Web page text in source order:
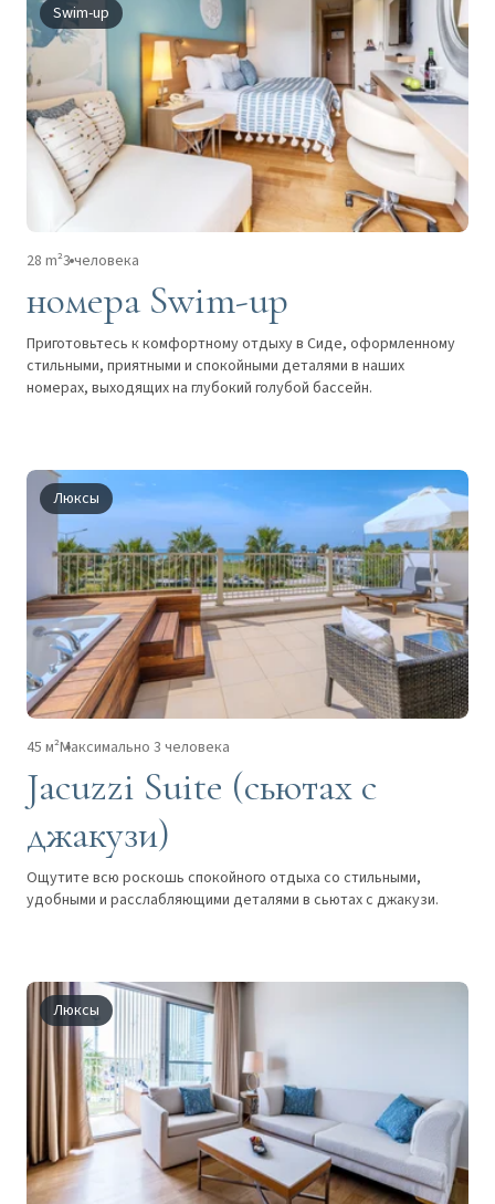
Swim-up
28 m²3 человека
номера Swim-up
Приготовьтесь к комфортному отдыху в Сиде, оформленному
стильными, приятными и спокойными деталями в наших
номерах, выходящих на глубокий голубой бассейн.
Люксы
45 м²Максимально 3 человека
Jacuzzi Suite (сьютах с
джакузи)
Ощутите всю роскошь спокойного отдыха со стильными,
удобными и расслабляющими деталями в сьютах с джакузи.
Люксы